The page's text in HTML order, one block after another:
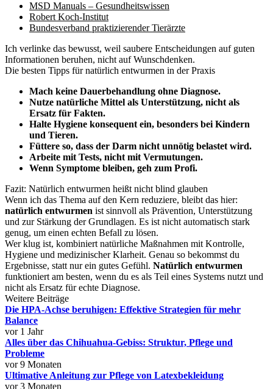
MSD Manuals – Gesundheitswissen
Robert Koch-Institut
Bundesverband praktizierender Tierärzte
Ich verlinke das bewusst, weil saubere Entscheidungen auf guten
Informationen beruhen, nicht auf Wunschdenken.
Die besten Tipps für natürlich entwurmen in der Praxis
Mach keine Dauerbehandlung ohne Diagnose.
Nutze natürliche Mittel als Unterstützung, nicht als
Ersatz für Fakten.
Halte Hygiene konsequent ein, besonders bei Kindern
und Tieren.
Füttere so, dass der Darm nicht unnötig belastet wird.
Arbeite mit Tests, nicht mit Vermutungen.
Wenn Symptome bleiben, geh zum Profi.
Fazit: Natürlich entwurmen heißt nicht blind glauben
Wenn ich das Thema auf den Kern reduziere, bleibt das hier:
natürlich entwurmen ist sinnvoll als Prävention, Unterstützung
und zur Stärkung der Grundlagen. Es ist nicht automatisch stark
genug, um einen echten Befall zu lösen.
Wer klug ist, kombiniert natürliche Maßnahmen mit Kontrolle,
Hygiene und medizinischer Klarheit. Genau so bekommst du
Ergebnisse, statt nur ein gutes Gefühl. Natürlich entwurmen
funktioniert am besten, wenn du es als Teil eines Systems nutzt und
nicht als Ersatz für echte Diagnose.
Weitere Beiträge
Die HPA-Achse beruhigen: Effektive Strategien für mehr
Balance
vor 1 Jahr
Alles über das Chihuahua-Gebiss: Struktur, Pflege und
Probleme
vor 9 Monaten
Ultimative Anleitung zur Pflege von Latexbekleidung
vor 3 Monaten